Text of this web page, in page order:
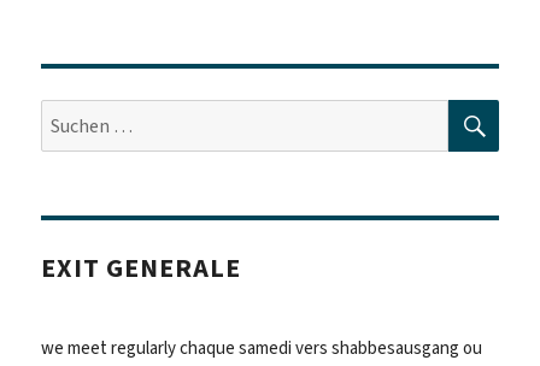
Suche
nach:
EXIT GENERALE
we meet regularly chaque samedi vers shabbesausgang ou